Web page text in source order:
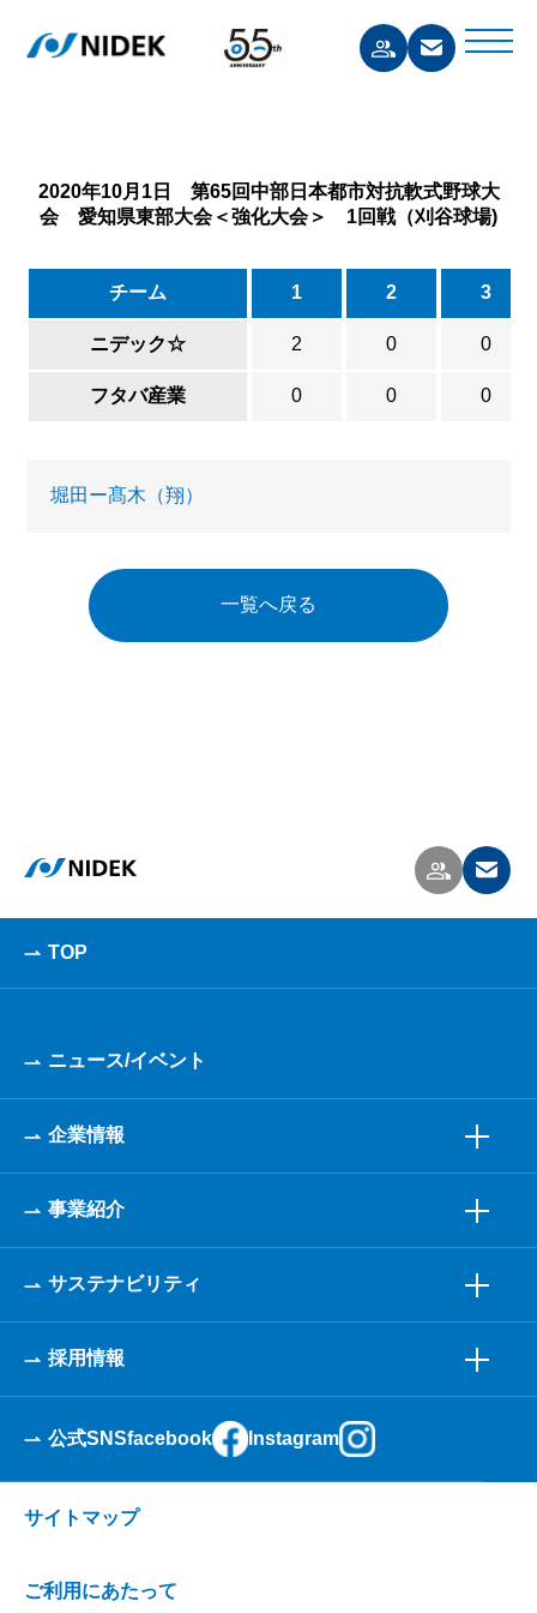
2020年10月1日 第65回中部日本都市対抗軟式野球大
会 愛知県東部大会＜強化大会＞ 1回戦（刈谷球場)
チーム 1 2 3
ニデック☆ 2 0 0
フタバ産業 0 0 0
堀田ー髙木（翔）
一覧へ戻る
TOP
ニュース/イベント
企業情報
事業紹介
サステナビリティ
採用情報
公式SNSfacebook Instagram
サイトマップ
ご利用にあたって